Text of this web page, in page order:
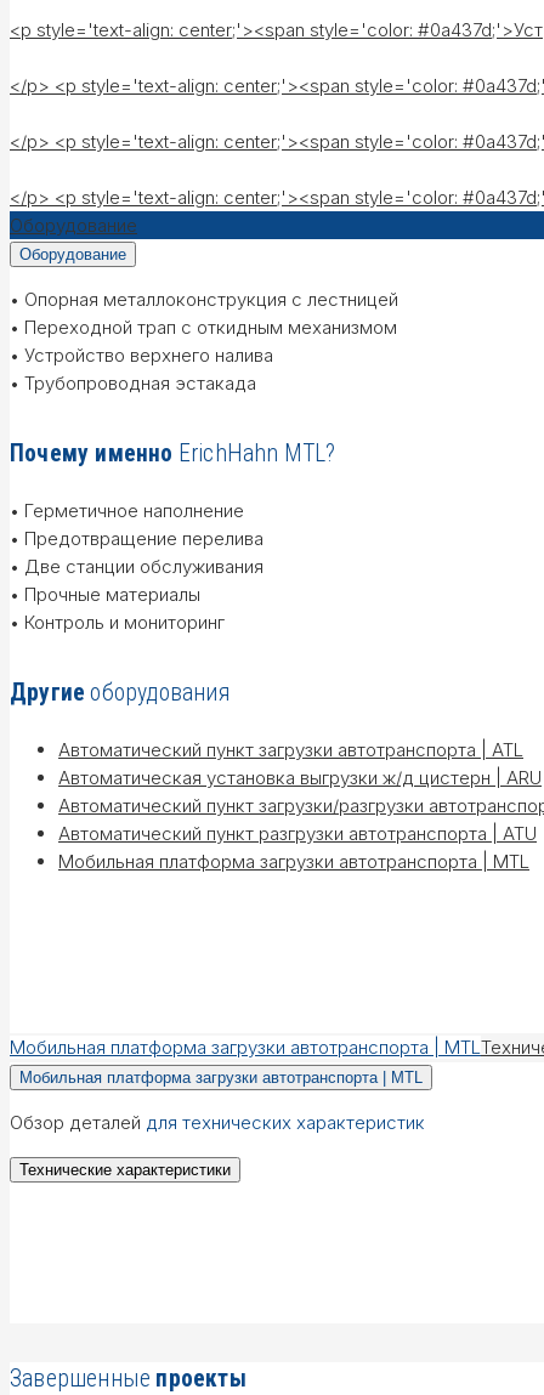
<p style='text-align: center;'><span style='color:
</p> <p style='text-align: center;'><span style='color:
</p> <p style='text-align: center;'><span style='color:
</p> <p style='text-align: center;'><span style='color:
Оборудование
Оборудование
• Опорная металлоконструкция с лестницей
• Переходной трап с откидным механизмом
• Устройство верхнего налива
• Трубопроводная эстакада
Почему именно ErichHahn MTL?
• Герметичное наполнение
• Предотвращение перелива
• Две станции обслуживания
• Прочные материалы
• Контроль и мониторинг
Другие оборудования
Автоматический пункт загрузки автотранспорта | ATL
Автоматическая установка выгрузки ж/д цистерн | ARU
Автоматический пункт загрузки/разгрузки
Автоматический пункт разгрузки автотранспорта | ATU
Мобильная платформа загрузки автотранспорта | MTL
Мобильная платформа загрузки автотранспорта | MTL
Мобильная платформа загрузки автотранспорта | MTL
Обзор деталей для технических характеристик
Технические характеристики
Завершенные проекты